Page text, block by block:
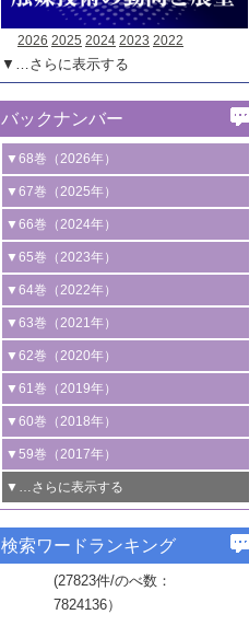
2026 2025 2024 2023 2022
▼…さらに表示する
バックナンバー
▼68巻（2026年）
1号 過酸化水素合成に関する研究動向
2号 コンピューター技術により加速する
触媒開発
3号 有機分子変換やCO 資源化のための
光触媒に関する最近の研究
B号 第137回触媒討論会（2026年）
▼67巻（2025年）
1号 CO
水素化によるグリーン燃料/グリ
ーンケミカル製造
2号 水素製造のための水分解技術に関す
る最近の研究
3号 オレフィン系樹脂の精密合成に関す
る最新技術
4号 アルコール類の効率的変換を実現す
る非貴金属触媒の研究動向
5号 ゼオライトの合成と応用における研
究動向
6号 ヘテロ接合界面
B号 第135回触媒討論会（2025年）
▼66巻（2024年）
1号 低次元ナノ構造を有する触媒材料
2号 規制反応場を活用した固体触媒研究
の新展開
3号 未踏分子変換を目指した酸化触媒プ
ロセスの最前線
4号 シンクロトロン放射光および中性子
線を利用した触媒解析技術の最先端
5号 単原子触媒
6号 参照触媒委員会からのお知らせ
B号 第133回触媒討論会（2023年）
▼65巻（2023年）
1号 炭素が関わる触媒機能
2号 プラスチックケミカルリサイクルの
ための触媒技術
3号 非酸化物系金属化合物を基盤とした
触媒材料の開発
4号 格子酸素・格子酸素欠陥を利用した
触媒反応
5号 生体触媒によるエネルギー変換反応
6号 窒素とリンの循環のための触媒・機
能性材料
▼64巻（2022年）
1号 合成ガス製造とCOを用いるケミカル
ズ合成の最新動向
2号 化学品合成のための合金触媒開発
3号 CO の排出削減および有効活用のた
めの触媒技術
4号 若手による情報発信企画～とびたて
若き触媒の研究者たち～（1）
若き触媒の研究者たち～（2）
6号 石油のノーブル・ユースを志向した
触媒技術
▼63巻（2021年）
1号 金触媒の新展開
2号 ペロブスカイト
3号 特殊反応場を利用した触媒的分子変
換反応
4号 多孔質材料を用いた触媒の新展開
5号 情報学的手法を用いた触媒開発
6号 カーボンニュートラルに向けた電解
技術
B号 第127回触媒討論会（2021年・オン
ライン開催(Zoom)のみ）
▼62巻（2020年）
1号 触媒設計を拓く欠陥構造のキャラク
タリゼーション
2号 機能化学品製造に資するクリーンな
触媒的酸化反応
3号 水処理のための触媒化学
4号 光触媒を用いた水分解の最新の研究
動向
5号 次世代の触媒プロセスを支えるマイ
▼61巻（2019年）
1号 物質移動制御に着目した触媒プロセ
ス開発
2号 CO2 フリー水素サプライチェーンに
関わる触媒開発動向
3号 精密高分子合成に関する最近の研究
動向
4号 バイオマス化成品製造のための触媒
▼60巻（2018年）
1号 固体酸触媒の最新の研究動向
2号 二酸化炭素からの有用化学品合成
3号 ナノ粒子・クラスター触媒の最前線
4号 60周年記念企画
5号 進化するゼオライト合成技術
6号 非貴金属系触媒における電気化学的
▼59巻（2017年）
1号 いたるところに，触媒
最先端技術
3号 無機分離膜材料の開発と触媒反応プ
ロセスへの適用
▼…さらに表示する
1号 ユニークな構造の高分子を生み出す触
2号 リグニンからの化成品製造に向けた触
▼57巻（2015年）
1号 水素キャリアにかかわる触媒技術の新
▼56巻（2014年）
検索ワードランキング
(27823件/のべ数：
7824136）